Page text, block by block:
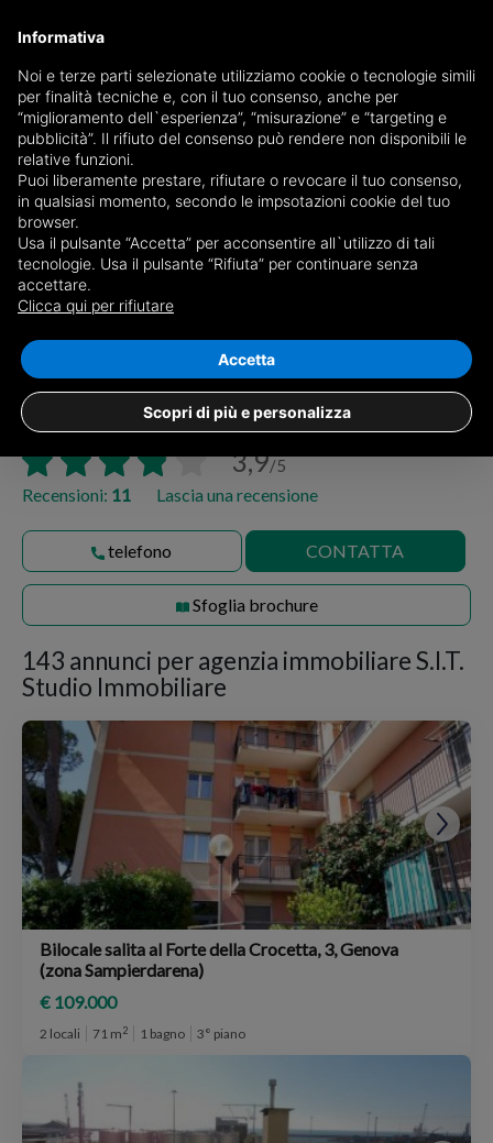
S.I.T. Studio Immobiliare
Via A. Cantore 72 - 74 R, 16149, Genova (GE)
3,9/5
Recensioni: 11 Lascia una recensione
telefono CONTATTA
Sfoglia brochure
143 annunci peragenzia immobiliare S.I.T.
Studio Immobiliare
Bilocale salita al Forte della Crocetta, 3, Genova
(zona Sampierdarena)
€ 109.000
2 locali 71 m2 1 bagno 3° piano
Informativa
Noi e terze parti selezionate utilizziamo cookie o tecnologie simili
per finalità tecniche e, con il tuo consenso, anche per
“miglioramento dell`esperienza”, “misurazione” e “targeting e
pubblicità”. Il rifiuto del consenso può rendere non disponibili le
relative funzioni.
Puoi liberamente prestare, rifiutare o revocare il tuo consenso,
in qualsiasi momento, secondo le impsotazioni cookie del tuo
browser.
Usa il pulsante “Accetta” per acconsentire all`utilizzo di tali
tecnologie. Usa il pulsante “Rifiuta” per continuare senza
accettare.
Clicca qui per rifiutare
Scopri di più e personalizza
Accetta